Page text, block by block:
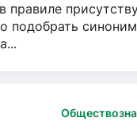
правиле
подобрать